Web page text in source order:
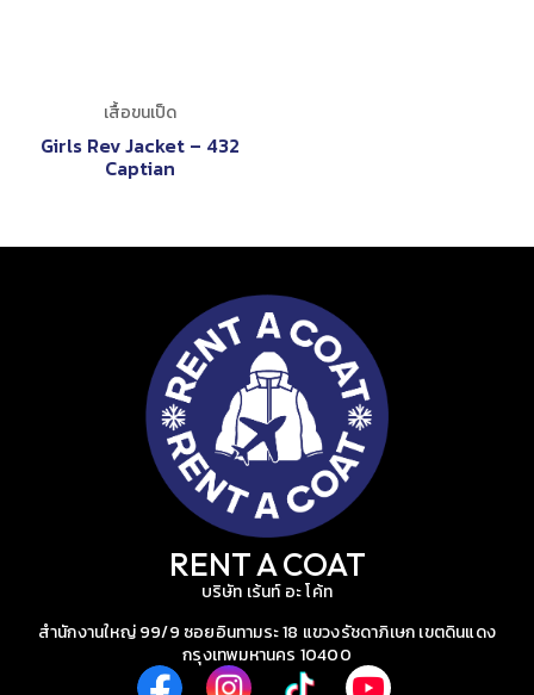
เสื้อขนเป็ด
Girls Rev Jacket – 432
Captian
RENT A COAT
บริษัท เร้นท์ อะ โค้ท
สำนักงานใหญ่ 99/9 ซอยอินทามระ 18 แขวงรัชดาภิเษก เขตดินแดง
กรุงเทพมหานคร 10400